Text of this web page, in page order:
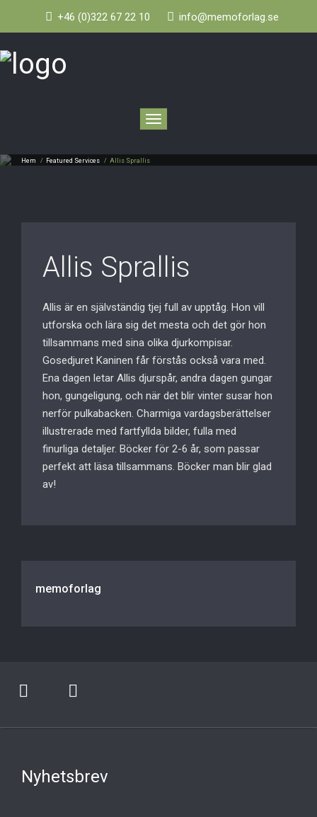
+46 (0)322 67 22 10 info@memoforlag.se
Toggle
navigation
Hem / Featured Services / Allis Sprallis
Allis Sprallis
Allis är en självständig tjej full av upptåg. Hon vill
utforska och lära sig det mesta och det gör hon
tillsammans med sina olika djurkompisar.
Gosedjuret Kaninen får förstås också vara med.
Ena dagen letar Allis djurspår, andra dagen gungar
hon, gungeligung, och när det blir vinter susar hon
nerför pulkabacken. Charmiga vardagsberättelser
illustrerade med fartfyllda bilder, fulla med
finurliga detaljer. Böcker för 2-6 år, som passar
perfekt att läsa tillsammans. Böcker man blir glad
av!
memoforlag
Nyhetsbrev